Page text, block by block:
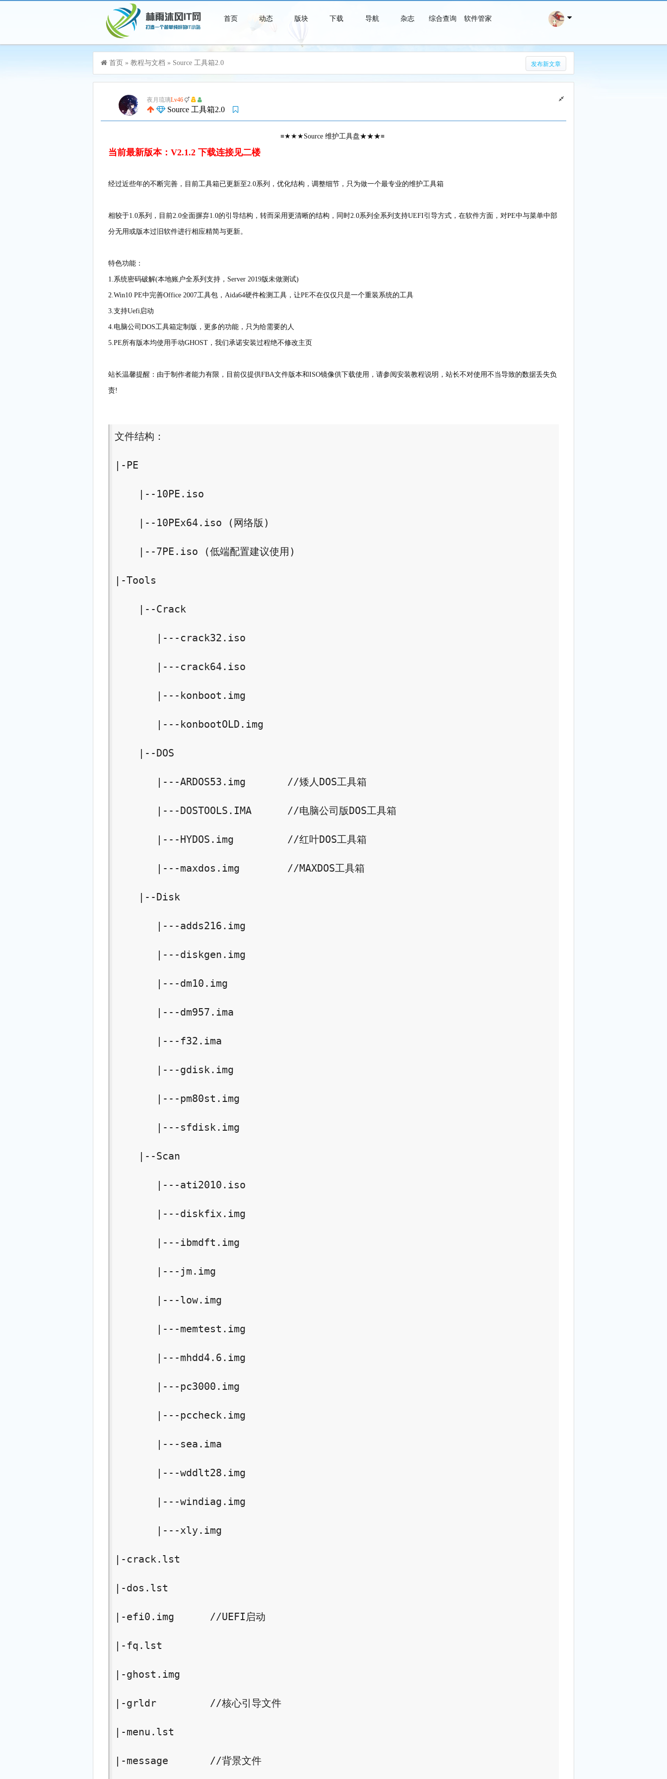
首页 动态 版块 下载 导航 杂志 综合查询 软件管家
搜 索
加入115生活VIP，立享尊贵服务
首页 » 教程与文档 » Source 工具箱2.0 发布新文章
夜月琉璃Lv46
Source 工具箱2.0
≡★★★Source 维护工具盘★★★≡
当前最新版本：V2.1.2 下载连接见二楼
经过近些年的不断完善，目前工具箱已更新至2.0系列，优化结构，调整细节，只为做一个最专业的维护工具箱
相较于1.0系列，目前2.0全面摒弃1.0的引导结构，转而采用更清晰的结构，同时2.0系列全系列支持UEFI引导方式，在软件方面，对PE中与菜单中部
分无用或版本过旧软件进行相应精简与更新。
特色功能：
1.系统密码破解(本地账户全系列支持，Server 2019版未做测试)
2.Win10 PE中完善Office 2007工具包，Aida64硬件检测工具，让PE不在仅仅只是一个重装系统的工具
3.支持Uefi启动
4.电脑公司DOS工具箱定制版，更多的功能，只为给需要的人
5.PE所有版本均使用手动GHOST，我们承诺安装过程绝不修改主页
站长温馨提醒：由于制作者能力有限，目前仅提供FBA文件版本和ISO镜像供下载使用，请参阅安装教程说明，站长不对使用不当导致的数据丢失负
责!
文件结构：
|-PE
    |--10PE.iso
    |--10PEx64.iso (网络版)
    |--7PE.iso (低端配置建议使用)
|-Tools
    |--Crack
       |---crack32.iso
       |---crack64.iso
       |---konboot.img
       |---konbootOLD.img
    |--DOS
       |---ARDOS53.img       //矮人DOS工具箱
       |---DOSTOOLS.IMA      //电脑公司版DOS工具箱
       |---HYDOS.img         //红叶DOS工具箱
       |---maxdos.img        //MAXDOS工具箱
    |--Disk
       |---adds216.img
       |---diskgen.img
       |---dm10.img
       |---dm957.ima
       |---f32.ima
       |---gdisk.img
       |---pm80st.img
       |---sfdisk.img
    |--Scan
       |---ati2010.iso
       |---diskfix.img
       |---ibmdft.img
       |---jm.img
       |---low.img
       |---memtest.img
       |---mhdd4.6.img
       |---pc3000.img
       |---pccheck.img
       |---sea.ima
       |---wddlt28.img
       |---windiag.img
       |---xly.img
|-crack.lst
|-dos.lst
|-efi0.img      //UEFI启动
|-fq.lst
|-ghost.img
|-grldr         //核心引导文件
|-menu.lst
|-message       //背景文件